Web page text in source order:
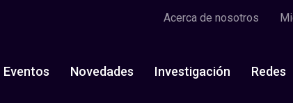
Acerca de nosotros
Eventos Novedades Investigación Redes